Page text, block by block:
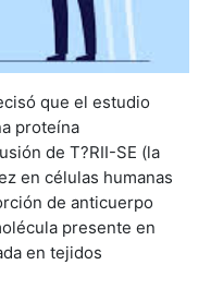
que el estudio
proteína
de T?RII-SE (la
en células humanas
de anticuerpo
presente en
en tejidos